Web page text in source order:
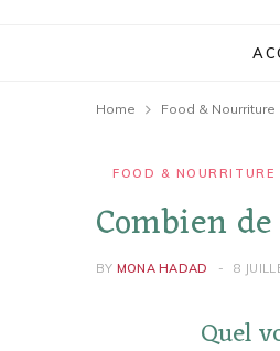
Home Food & Nourriture
FOOD & NOURRITURE
Combien
BY MONA HADAD 8
Quel